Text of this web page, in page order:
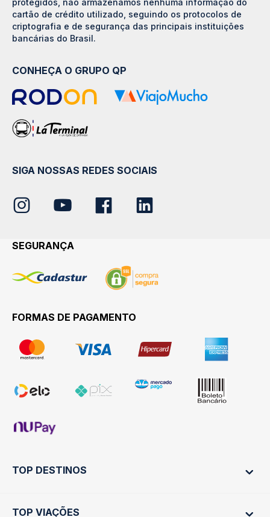
cartão de crédito utilizado, seguindo os protocolos de
criptografia e de segurança das principais instituições
bancárias do Brasil.
CONHEÇA O GRUPO QP
SIGA NOSSAS REDES SOCIAIS
SEGURANÇA
FORMAS DE PAGAMENTO
TOP DESTINOS
Ônibus Rio de Janeiro
TOP VIAÇÕES